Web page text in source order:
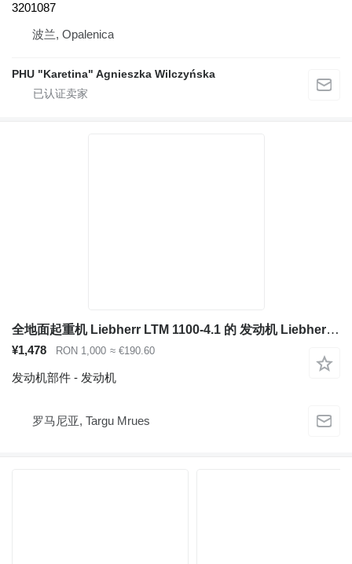
3201087
波兰, Opalenica
PHU "Karetina" Agnieszka Wilczyńska
全地面起重机 Liebherr LTM 1100-4.1 的 发动机 Liebherr D924 TI-E A4
¥1,478 RON 1,000 ≈ €190.60
发动机部件 - 发动机
罗马尼亚, Targu Mrues